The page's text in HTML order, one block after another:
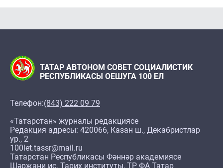
ТАТАР АВТОНОМ СОВЕТ СОЦИАЛИСТИК
РЕСПУБЛИКАСЫ ОЕШУГА 100 ЕЛ
Телефон:(843) 222 09 79
«Татарстан» журналы редакциясе
Редакция адресы: 420066, Казан ш., Декабристлар
ур., 2
100let.tassr@mail.ru
Татарстан Республикасы Фәннәр академиясе
Шәрҗани ис. Тарих институты, ТР ФА Татар